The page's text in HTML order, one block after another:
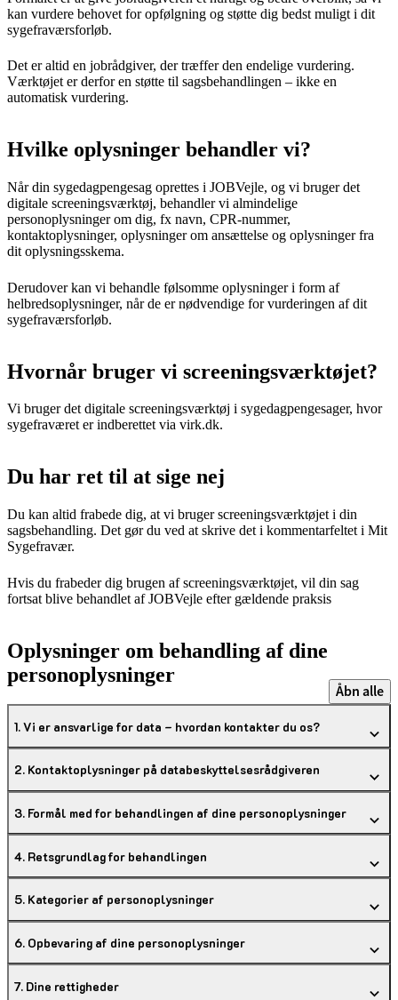
kan vurdere behovet for opfølgning og støtte dig bedst muligt i dit
sygefraværsforløb.
Det er altid en jobrådgiver, der træffer den endelige vurdering.
Værktøjet er derfor en støtte til sagsbehandlingen – ikke en
automatisk vurdering.
Hvilke oplysninger behandler vi?
Når din sygedagpengesag oprettes i JOBVejle, og vi bruger det
digitale screeningsværktøj, behandler vi almindelige
personoplysninger om dig, fx navn, CPR-nummer,
kontaktoplysninger, oplysninger om ansættelse og oplysninger fra
dit oplysningsskema.
Derudover kan vi behandle følsomme oplysninger i form af
helbredsoplysninger, når de er nødvendige for vurderingen af dit
sygefraværsforløb.
Hvornår bruger vi screeningsværktøjet?
Vi bruger det digitale screeningsværktøj i sygedagpengesager, hvor
sygefraværet er indberettet via virk.dk.
Du har ret til at sige nej
Du kan altid frabede dig, at vi bruger screeningsværktøjet i din
sagsbehandling. Det gør du ved at skrive det i kommentarfeltet i Mit
Sygefravær.
Hvis du frabeder dig brugen af screeningsværktøjet, vil din sag
fortsat blive behandlet af JOBVejle efter gældende praksis
Oplysninger om behandling af dine
personoplysninger
Åbn alle
1. Vi er ansvarlige for data – hvordan kontakter du os?
2. Kontaktoplysninger på databeskyttelsesrådgiveren
3. Formål med for behandlingen af dine personoplysninger
4. Retsgrundlag for behandlingen
5. Kategorier af personoplysninger
6. Opbevaring af dine personoplysninger
7. Dine rettigheder